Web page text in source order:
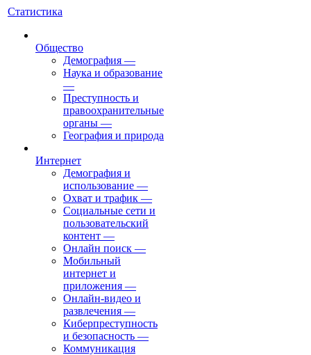
Статистика
Общество
Демография —
Наука и образование
—
Преступность и
правоохранительные
органы —
География и природа
Интернет
Демография и
использование —
Охват и трафик —
Социальные сети и
пользовательский
контент —
Онлайн поиск —
Мобильный
интернет и
приложения —
Онлайн-видео и
развлечения —
Киберпреступность
и безопасность —
Коммуникация